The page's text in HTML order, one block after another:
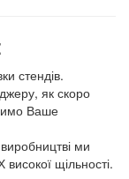
стендів.
як скоро
Ваше
ми
щільності.